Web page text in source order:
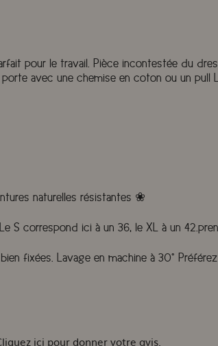
pour le travail. Pièce incontestée du
avec une chemise en coton ou un pull
naturelles résistantes ❀
Le S correspond ici à un 36, le XL à un
fixées. Lavage en machine à 30°
ici pour donner votre avis.